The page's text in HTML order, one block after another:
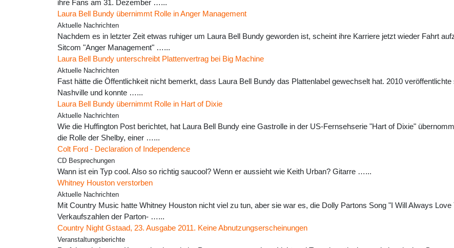
ihre Fans am 31. Dezember …...
Laura Bell Bundy übernimmt Rolle in Anger Management
Aktuelle Nachrichten
Nachdem es in letzter Zeit etwas ruhiger um Laura Bell Bundy geworden ist, scheint ihre Karriere jetzt wieder Fahrt
Sitcom "Anger Management" …...
Laura Bell Bundy unterschreibt Plattenvertrag bei Big Machine
Aktuelle Nachrichten
Fast hätte die Öffentlichkeit nicht bemerkt, dass Laura Bell Bundy das Plattenlabel gewechselt hat. 2010
Nashville und konnte …...
Laura Bell Bundy übernimmt Rolle in Hart of Dixie
Aktuelle Nachrichten
Wie die Huffington Post berichtet, hat Laura Bell Bundy eine Gastrolle in der US-Fernsehserie "Hart of Dixie"
die Rolle der Shelby, einer …...
Colt Ford - Declaration of Independence
CD Besprechungen
Wann ist ein Typ cool. Also so richtig saucool? Wenn er aussieht wie Keith Urban? Gitarre …...
Whitney Houston verstorben
Aktuelle Nachrichten
Mit Country Music hatte Whitney Houston nicht viel zu tun, aber sie war es, die Dolly Partons Song "I Will Always
Verkaufszahlen der Parton- …...
Country Night Gstaad, 23. Ausgabe 2011. Keine Abnutzungserscheinungen
Veranstaltungsberichte